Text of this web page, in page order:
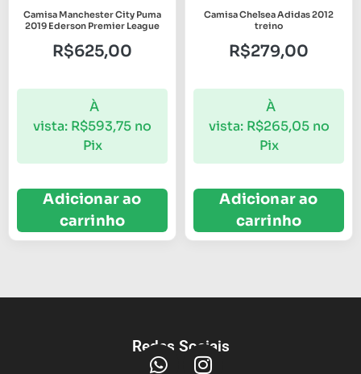
Camisa Manchester City Puma
2019 Ederson Premier League
R$625,00
À
vista: R$593,75 no
Pix
Adicionar ao
carrinho
Camisa Chelsea Adidas 2012
treino
R$279,00
À
vista: R$265,05 no
Pix
Adicionar ao
carrinho
Redes Sociais